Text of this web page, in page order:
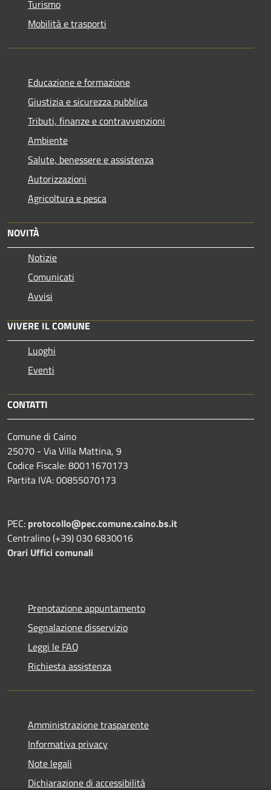
Turismo
Mobilità e trasporti
Educazione e formazione
Giustizia e sicurezza pubblica
Tributi, finanze e contravvenzioni
Ambiente
Salute, benessere e assistenza
Autorizzazioni
Agricoltura e pesca
NOVITÀ
Notizie
Comunicati
Avvisi
VIVERE IL COMUNE
Luoghi
Eventi
CONTATTI
Comune di Caino
25070 - Via Villa Mattina, 9
Codice Fiscale: 80011670173
Partita IVA: 00855070173
PEC: protocollo@pec.comune.caino.bs.it
Centralino (+39) 030 6830016
Orari Uffici comunali
Prenotazione appuntamento
Segnalazione disservizio
Leggi le FAQ
Richiesta assistenza
Amministrazione trasparente
Informativa privacy
Note legali
Dichiarazione di accessibilità